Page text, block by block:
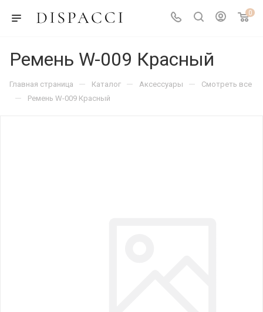
0
Ремень W-009 Красный
Главная страница — Каталог — Аксессуары — Смотреть все
— Ремень W-009 Красный